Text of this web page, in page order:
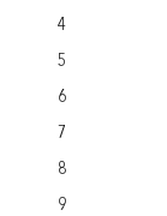
4
5
6
7
8
9